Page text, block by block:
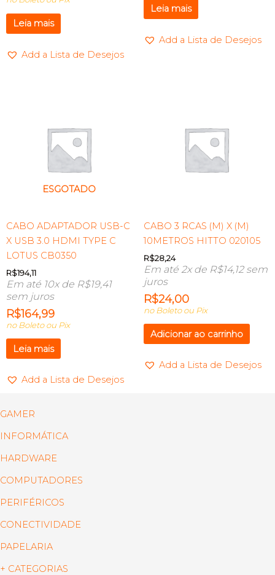
Leia mais
Add a Lista de Desejos
Leia mais
Add a Lista de Desejos
ESGOTADO
CABO ADAPTADOR USB-C
X USB 3.0 HDMI TYPE C
LOTUS CB0350
R$194,11
Em até 10x de R$19,41
sem juros
R$164,99
no Boleto ou Pix
Leia mais
Add a Lista de Desejos
CABO 3 RCAS (M) X (M)
10METROS HITTO 020105
R$28,24
Em até 2x de R$14,12sem
juros
R$24,00
no Boleto ou Pix
Adicionar ao carrinho
Add a Lista de Desejos
GAMER
INFORMÁTICA
HARDWARE
COMPUTADORES
PERIFÉRICOS
CONECTIVIDADE
PAPELARIA
+ CATEGORIAS